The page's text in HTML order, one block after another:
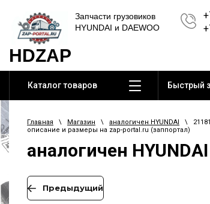
HDZAP
Запчасти грузовиков
HYUNDAI и DAEWOO
Каталог товаров Быстрый
Главная \ Магазин \ аналогичен HYUNDAI \
описание и размеры на zap-portal.ru (заппортал)
аналогичен HYUNDAI
Предыдущий